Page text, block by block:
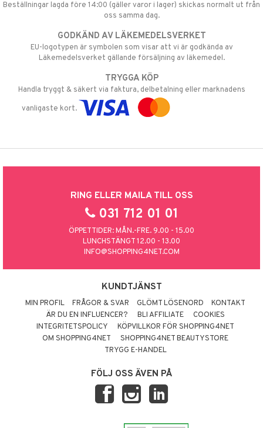
Beställningar lagda före 14:00 (gäller varor i lager) skickas normalt ut från
oss samma dag.
GODKÄND AV LÄKEMEDELSVERKET
EU-logotypen är symbolen som visar att vi är godkända av
Läkemedelsverket gällande försäljning av läkemedel.
TRYGGA KÖP
Handla tryggt & säkert via faktura, delbetalning eller marknadens
vanligaste kort.
RING ELLER MAILA TILL OSS
031 712 01 01
ÖPPETTIDER: MÅN.-FRE. 9.00 - 15.00
LUNCHSTÄNGT 12.00 - 13.00
INFO@SHOPPING4NET.COM
KUNDTJÄNST
MIN PROFIL FRÅGOR & SVAR GLÖMT LÖSENORD
KONTAKT
ÄR DU EN INFLUENCER?
BLI AFFILIATE
COOKIES
INTEGRITETSPOLICY
KÖPVILLKOR FÖR SHOPPING4NET
OM SHOPPING4NET
SHOPPING4NET BEAUTYSTORE
TRYGG E-HANDEL
FÖLJ OSS ÄVEN PÅ